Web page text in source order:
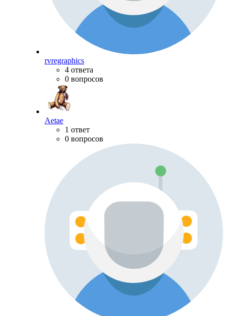
rvregraphics
4 ответа
0 вопросов
Aetae
1 ответ
0 вопросов